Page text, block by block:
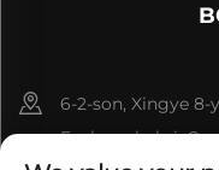
6-2-son, Xingye 8-
Foshan shahri,